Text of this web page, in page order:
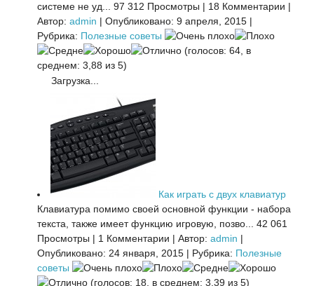
системе не уд...
97 312 Просмотры | 18 Комментарии |
Автор: admin | Опубликовано: 9 апреля, 2015 |
Рубрика: Полезные советы
(голосов: 64, в
среднем: 3,88 из 5)
Загрузка...
Как играть с двух клавиатур
Клавиатура помимо своей основной функции - набора
текста, также имеет функцию игровую, позво...
42 061
Просмотры | 1 Комментарии | Автор: admin |
Опубликовано: 24 января, 2015 | Рубрика: Полезные
советы
(голосов: 18, в среднем: 3,39 из 5)